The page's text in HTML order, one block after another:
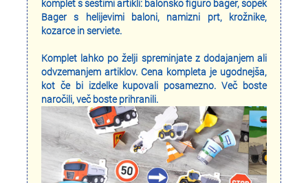
komplet s šestimi artikli: balonsko figuro bager, šopek
Bager s helijevimi baloni, namizni prt, krožnike,
kozarce in serviete.
Komplet lahko po želji spreminjate z dodajanjem ali
odvzemanjem artiklov. Cena kompleta je ugodnejša,
kot če bi izdelke kupovali posamezno. Več boste
naročili, več boste prihranili.